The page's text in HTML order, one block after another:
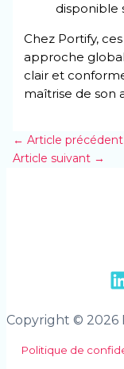
disponible
Chez Portify,
approche
clair et
maîtrise de son
← Article précédent
Article suivant →
Copyright © 2026
Politique de